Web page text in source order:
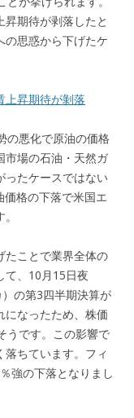
期待が剥落したと
の思惑から下げたケ
昇期待が剝落
の悪化で原油の価格
市場の石油・天然ガ
ったケースではない
格の下落で米国エ
たことで業界全体の
て、10月15日夜
の第3四半期決算が
になったため、株価
うです。この影響で
ちています。フィ
強の下落となりまし